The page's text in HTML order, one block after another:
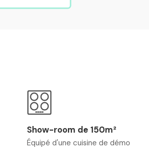
Show-room de 150m²
Équipé d'une cuisine de démo